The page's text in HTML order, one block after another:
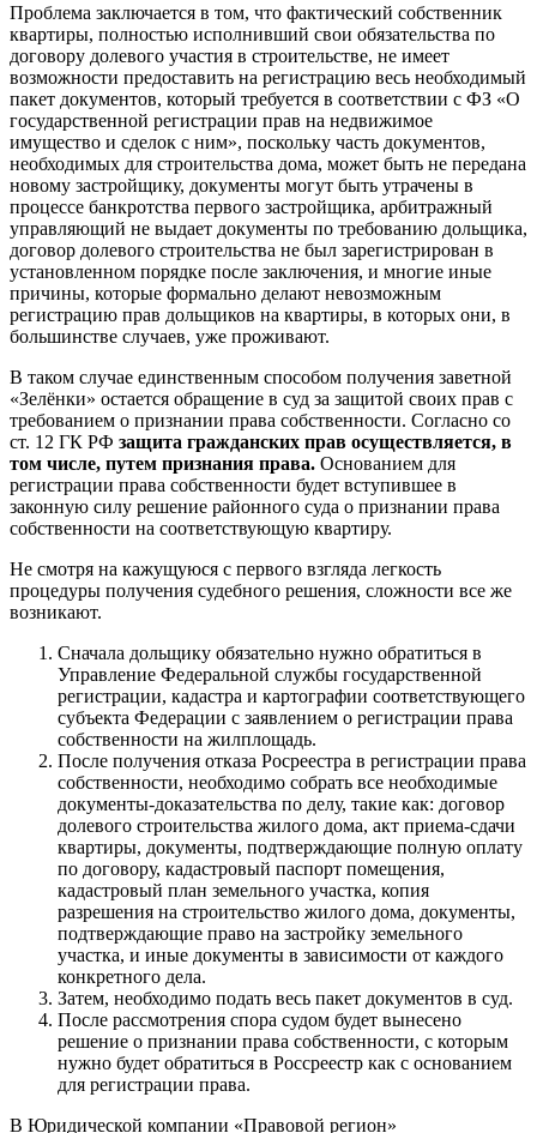
Проблема заключается в том, что фактический собственник
квартиры, полностью исполнивший свои обязательства по
договору долевого участия в строительстве, не имеет
возможности предоставить на регистрацию весь необходимый
пакет документов, который требуется в соответствии с ФЗ «О
государственной регистрации прав на недвижимое
имущество и сделок с ним», поскольку часть документов,
необходимых для строительства дома, может быть не передана
новому застройщику, документы могут быть утрачены в
процессе банкротства первого застройщика, арбитражный
управляющий не выдает документы по требованию дольщика,
договор долевого строительства не был зарегистрирован в
установленном порядке после заключения, и многие иные
причины, которые формально делают невозможным
регистрацию прав дольщиков на квартиры, в которых они, в
большинстве случаев, уже проживают.
В таком случае единственным способом получения заветной
«Зелёнки» остается обращение в суд за защитой своих прав с
требованием о признании права собственности. Согласно со
ст. 12 ГК РФ защита гражданских прав осуществляется, в
том числе, путем признания права. Основанием для
регистрации права собственности будет вступившее в
законную силу решение районного суда о признании права
собственности на соответствующую квартиру.
Не смотря на кажущуюся с первого взгляда легкость
процедуры получения судебного решения, сложности все же
возникают.
Сначала дольщику обязательно нужно обратиться в
Управление Федеральной службы государственной
регистрации, кадастра и картографии соответствующего
субъекта Федерации с заявлением о регистрации права
собственности на жилплощадь.
После получения отказа Росреестра в регистрации права
собственности, необходимо собрать все необходимые
документы-доказательства по делу, такие как: договор
долевого строительства жилого дома, акт приема-сдачи
квартиры, документы, подтверждающие полную оплату
по договору, кадастровый паспорт помещения,
кадастровый план земельного участка, копия
разрешения на строительство жилого дома, документы,
подтверждающие право на застройку земельного
участка, и иные документы в зависимости от каждого
конкретного дела.
Затем, необходимо подать весь пакет документов в суд.
После рассмотрения спора судом будет вынесено
решение о признании права собственности, с которым
нужно будет обратиться в Россреестр как с основанием
для регистрации права.
В Юридической компании «Правовой регион»